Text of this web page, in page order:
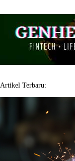
Artikel Terbaru: